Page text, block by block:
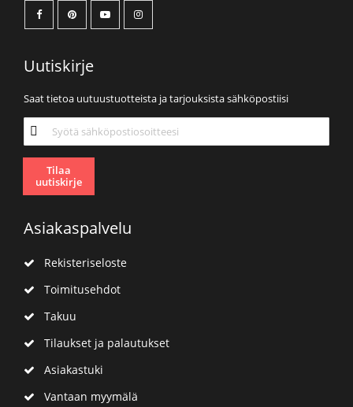
Uutiskirje
Saat tietoa uutuustuotteista ja tarjouksista sähköpostiisi
Tilaa
uutiskirjeemme:
Tilaa
uutiskirje
Asiakaspalvelu
Rekisteriseloste
Toimitusehdot
Takuu
Tilaukset ja palautukset
Asiakastuki
Vantaan myymälä